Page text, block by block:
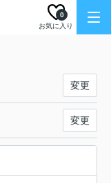
お気に入り
0
変更
変更